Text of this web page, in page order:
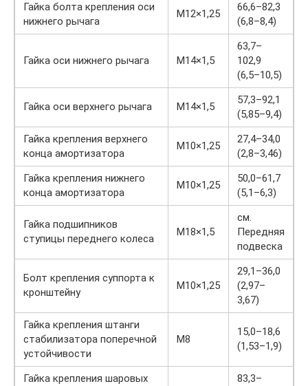
Гайка болта крепления оси
нижнего рычага
М12×1,25
66,6–82,3
(6,8–8,4)
Гайка оси нижнего рычага М14×1,5
63,7–
102,9
(6,5–10,5)
Гайка оси верхнего рычага М14×1,5
57,3–92,1
(5,85–9,4)
Гайка крепления верхнего
конца амортизатора
М10×1,25
27,4–34,0
(2,8–3,46)
Гайка крепления нижнего
конца амортизатора
М10×1,25
50,0–61,7
(5,1–6,3)
Гайка подшипников
ступицы переднего колеса
М18×1,5
см.
Передняя
подвеска
Болт крепления суппорта к
кронштейну
М10×1,25
29,1–36,0
(2,97–
3,67)
Гайка крепления штанги
стабилизатора поперечной
устойчивости
М8
15,0–18,6
(1,53–1,9)
Гайка крепления шаровых
83,3–